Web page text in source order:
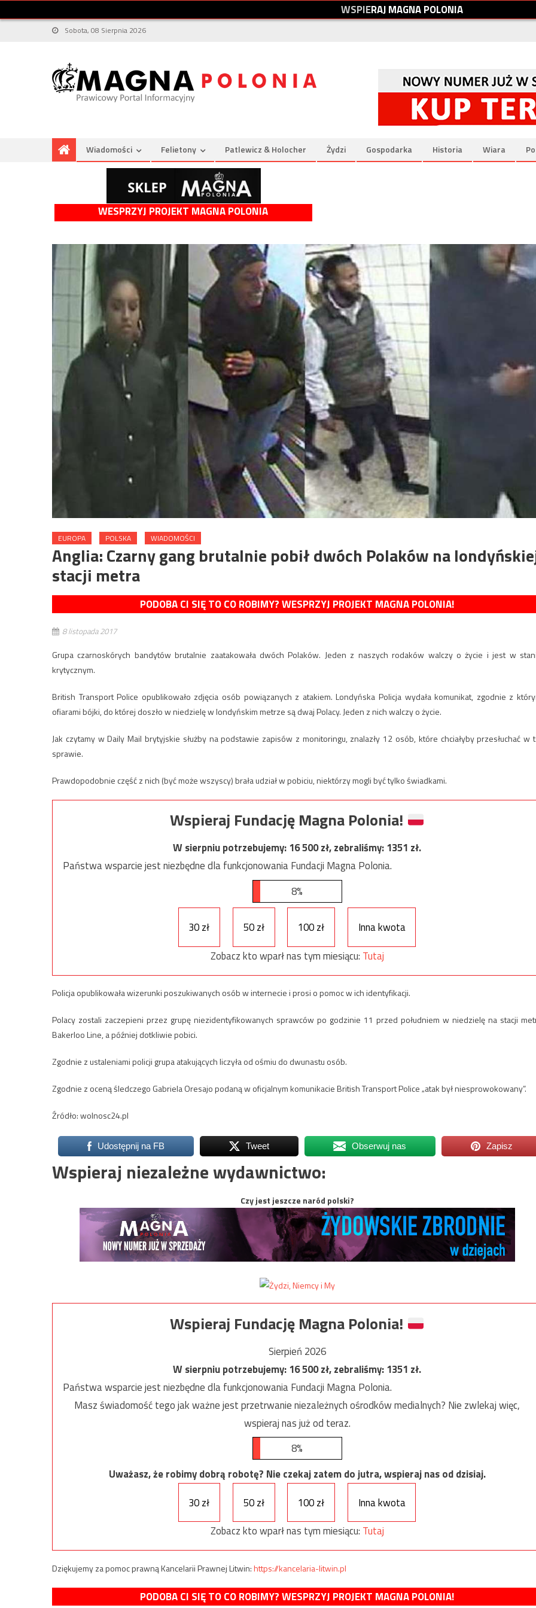
WSPIERAJMAGNAPOLONIA
Sobota, 08 Sierpnia 2026
Wiadomości Felietony Patlewicz & Holocher Żydzi Gospodarka Historia Wiara
WESPRZYJ PROJEKT MAGNA POLONIA
EUROPA POLSKA WIADOMOŚCI
Anglia: Czarny gang brutalnie pobił dwóch Polaków na
stacji metra
PODOBA CI SIĘ TO CO ROBIMY? WESPRZYJ PROJEKT MAGNA POLONIA!
8 listopada 2017
Grupa czarnoskórych bandytów brutalnie zaatakowała dwóch Polaków. Jeden z naszych rodaków walczy o życie i jest w
krytycznym.
British Transport Police opublikowało zdjęcia osób powiązanych z atakiem. Londyńska Policja wydała komunikat, zgodnie z
ofiarami bójki, do której doszło w niedzielę w londyńskim metrze są dwaj Polacy. Jeden z nich walczy o życie.
Jak czytamy w Daily Mail brytyjskie służby na podstawie zapisów z monitoringu, znalazły 12 osób, które chciałyby przesłuchać w
sprawie.
Prawdopodobnie część z nich (być może wszyscy) brała udział w pobiciu, niektórzy mogli być tylko świadkami.
Wspieraj Fundację Magna Polonia!
W sierpniu potrzebujemy:16 500zł, zebraliśmy:1351 zł.
Państwa wsparcie jest niezbędne dla funkcjonowania Fundacji Magna Polonia.
8%
30 zł 50 zł 100 zł
Inna kwota
Zobacz kto wparł nas tym miesiącu: Tutaj
Policja opublikowała wizerunki poszukiwanych osób w internecie i prosi o pomoc w ich identyfikacji.
Polacy zostali zaczepieni przez grupę niezidentyfikowanych sprawców po godzinie 11 przed południem w niedzielę na stacji
Bakerloo Line, a później dotkliwie pobici.
Zgodnie z ustaleniami policji grupa atakujących liczyła od ośmiu do dwunastu osób.
Zgodnie z oceną śledczego Gabriela Oresajo podaną w oficjalnym komunikacie British Transport Police „atak był niesprowokowany”.
Źródło: wolnosc24.pl
Udostępnij na FB Tweet Obserwuj nas Zapisz
Wspieraj niezależne wydawnictwo:
Czy jest jeszcze naród polski?
Wspieraj Fundację Magna Polonia!
Sierpień 2026
W sierpniu potrzebujemy:16 500zł, zebraliśmy:1351 zł.
Państwa wsparcie jest niezbędne dla funkcjonowania Fundacji Magna Polonia.
Masz świadomość tego jak ważne jest przetrwanie niezależnych ośrodków medialnych? Nie zwlekaj więc,
wspieraj nas już od teraz.
8%
Uważasz, że robimy dobrą robotę? Nie czekaj zatem do jutra, wspieraj nas od dzisiaj.
30 zł
50 zł 100 zł
Inna kwota
Zobacz kto wparł nas tym miesiącu: Tutaj
Dziękujemy za pomoc prawną Kancelarii Prawnej Litwin:https://kancelaria-litwin.pl
PODOBA CI SIĘ TO CO ROBIMY? WESPRZYJ PROJEKT MAGNA POLONIA!